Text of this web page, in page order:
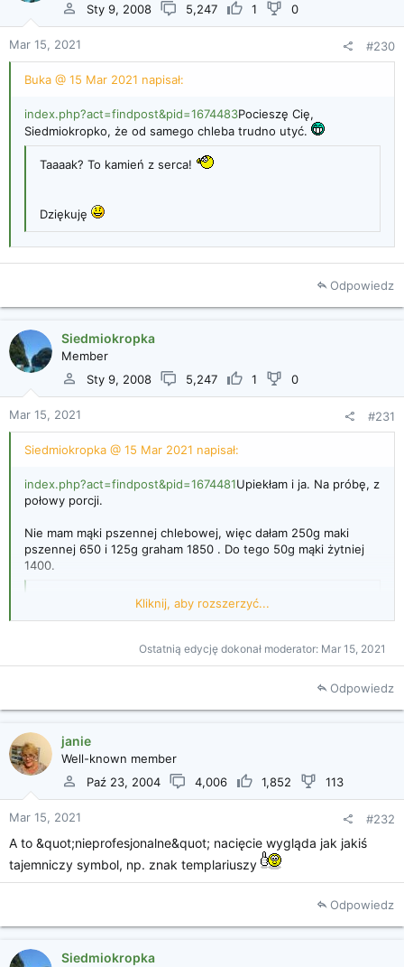
Sty 9, 2008
5,247 1 0
Mar 15, 2021 #230
Buka @ 15 Mar 2021 napisał:
index.php?act=findpost&pid=1674483Pocieszę Cię,
Siedmiokropko, że od samego chleba trudno utyć.
Taaaak? To kamień z serca!
Dziękuję
Odpowiedz
Siedmiokropka
Member
Sty 9, 2008
5,247 1 0
Mar 15, 2021 #231
Siedmiokropka @ 15 Mar 2021 napisał:
index.php?act=findpost&pid=1674481Upiekłam i ja. Na próbę, z
połowy porcji.
Nie mam mąki pszennej chlebowej, więc dałam 250g maki
pszennej 650 i 125g graham 1850 . Do tego 50g mąki żytniej
1400.
Ale ze mnie ciamajda, mogłam dać przecież mąkę
Kliknij, aby rozszerzyć...
Kliknij, aby rozszerzyć...
Ostatnią edycję dokonał moderator: Mar 15, 2021
Odpowiedz
janie
Well-known member
Paź 23, 2004
4,006 1,852 113
Mar 15, 2021 #232
A to &quot;nieprofesjonalne&quot; nacięcie wygląda jak jakiś
tajemniczy symbol, np. znak templariuszy
Odpowiedz
Siedmiokropka